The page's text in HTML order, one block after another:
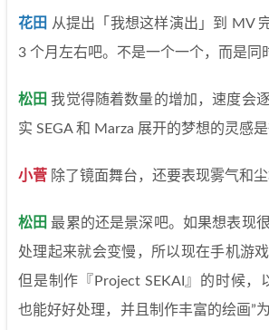
花田 从提出「我想这样演出」到 MV
3 个月左右吧。不是一个一个，而是同
松田 我觉得随着数量的增加，速度会
实 SEGA 和 Marza 展开的梦想的灵感
小菅 除了镜面舞台，还要表现雾气和尘
松田 最累的还是景深吧。如果想表现
处理起来就会变慢，所以现在手机游
但是制作『Project SEKAI』的时候，
也能好好处理，并且制作丰富的绘画”